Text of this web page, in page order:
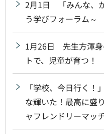
2月1日 「みんな、
う学びフォーラム～
1月26日 先生方渾身
トで、児童が育つ！
「学校、今日行く！
な輝いた！最高に盛
ャフレンドリーマッ